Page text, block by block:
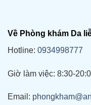
Về Phòng khám Da
Hotline: 0934998777
Giờ làm việc: 8:30-
Email: